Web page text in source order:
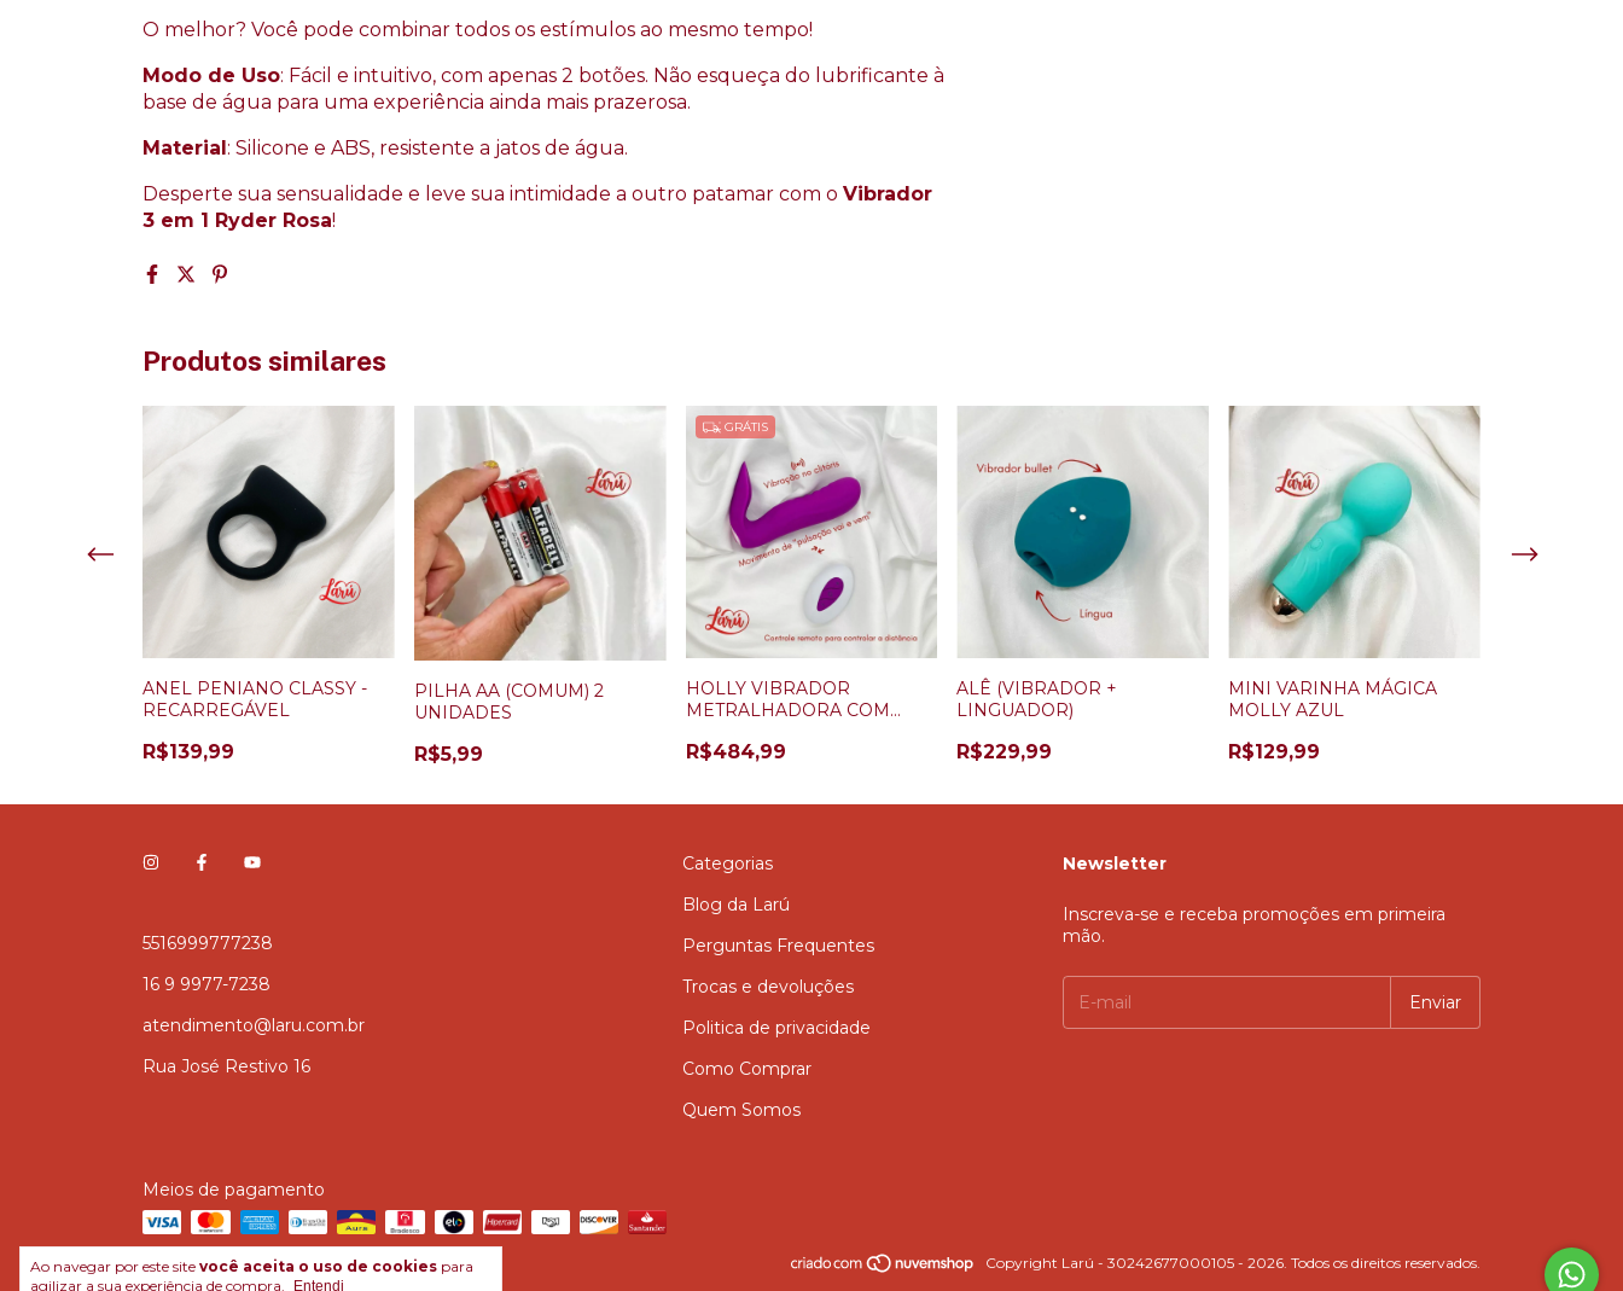
Ao navegar por este site você aceita o uso de cookies para
agilizar a sua experiência de compra.
Entendi
O melhor? Você pode combinar todos os estímulos ao mesmo tempo!
Modo de Uso: Fácil e intuitivo, com apenas 2 botões. Não esqueça do lubrificante à
base de água para uma experiência ainda mais prazerosa.
Material : Silicone e ABS, resistente a jatos de água.
Desperte sua sensualidade e leve sua intimidade a outro patamar com o Vibrador
3 em 1 Ryder Rosa!
Produtos similares
ANEL PENIANO CLASSY -
RECARREGÁVEL
R$139,99
PILHA AA (COMUM) 2
UNIDADES
R$5,99
GRÁTIS
HOLLY VIBRADOR
METRALHADORA COM
R$484,99
ALÊ (VIBRADOR +
LINGUADOR)
R$229,99
MINI VARINHA MÁGICA
MOLLY AZUL
R$129,99
5516999777238
16 9 9977-7238
atendimento@laru.com.br
Rua José Restivo 16
Categorias
Blog da Larú
Perguntas Frequentes
Trocas e devoluções
Politica de privacidade
Como Comprar
Quem Somos
Newsletter
Inscreva-se e receba promoções em primeira
mão.
Meios de pagamento
Copyright Larú - 30242677000105 - 2026. Todos os direitos reservados.